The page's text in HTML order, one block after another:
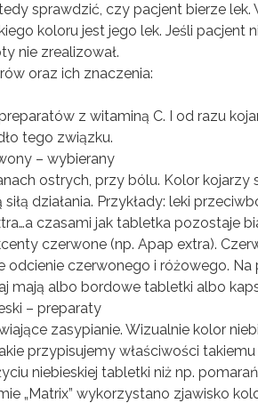
sprawdzić, czy pacjent bierze lek.
koloru jest jego lek. Jeśli pacjent
nie zrealizował.
oraz ich znaczenia:
z witaminą C. I od razu
tego związku.
– wybierany
ostrych, przy bólu. Kolor kojarzy
siłą działania. Przykłady: leki
czasami jak tabletka pozostaje
czerwone (np. Apap extra).
odcienie czerwonego i różowego. Na
mają albo bordowe tabletki albo
– preparaty
zasypianie. Wizualnie kolor
przypisujemy właściwości
niebieskiej tabletki niż np.
„Matrix” wykorzystano zjawisko